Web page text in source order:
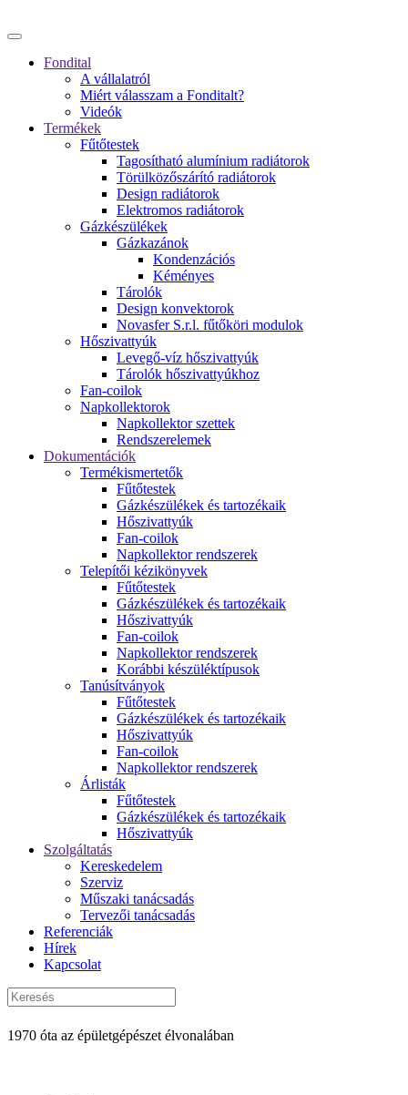
Fondital
A vállalatról
Miért válasszam a Fonditalt?
Videók
Termékek
Fűtőtestek
Tagosítható alumínium radiátorok
Törülközőszárító radiátorok
Design radiátorok
Elektromos radiátorok
Gázkészülékek
Gázkazánok
Kondenzációs
Kéményes
Tárolók
Design konvektorok
Novasfer S.r.l. fűtőköri modulok
Hőszivattyúk
Levegő-víz hőszivattyúk
Tárolók hőszivattyúkhoz
Fan-coilok
Napkollektorok
Napkollektor szettek
Rendszerelemek
Dokumentációk
Termékismertetők
Fűtőtestek
Gázkészülékek és tartozékaik
Hőszivattyúk
Fan-coilok
Napkollektor rendszerek
Telepítői kézikönyvek
Fűtőtestek
Gázkészülékek és tartozékaik
Hőszivattyúk
Fan-coilok
Napkollektor rendszerek
Korábbi készüléktípusok
Tanúsítványok
Fűtőtestek
Gázkészülékek és tartozékaik
Hőszivattyúk
Fan-coilok
Napkollektor rendszerek
Árlisták
Fűtőtestek
Gázkészülékek és tartozékaik
Hőszivattyúk
Szolgáltatás
Kereskedelem
Szerviz
Műszaki tanácsadás
Tervezői tanácsadás
Referenciák
Hírek
Kapcsolat
1970 óta az épületgépészet élvonalában